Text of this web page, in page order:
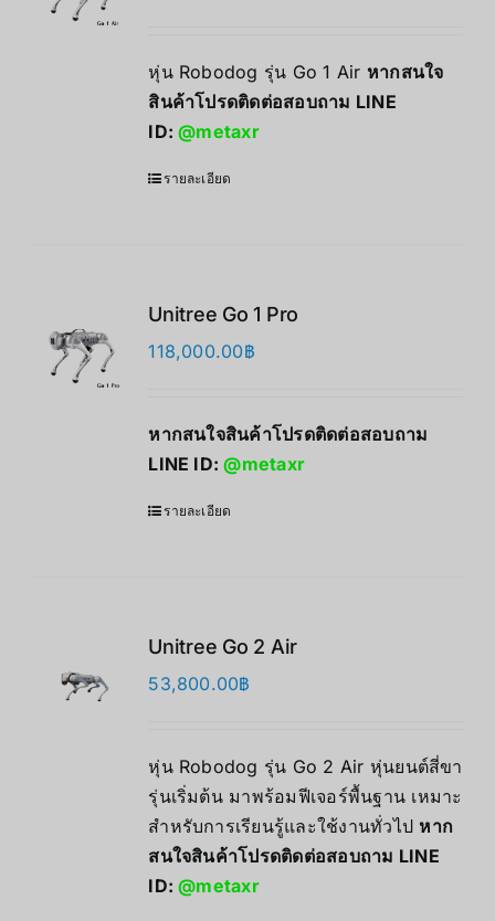
หุ่น Robodog รุ่น Go 1 Air หากสนใจ
สินค้าโปรดติดต่อสอบถาม LINE
ID:@metaxr
รายละเอียด
Unitree Go 1 Pro
118,000.00฿
หากสนใจสินค้าโปรดติดต่อสอบถาม
LINE ID:@metaxr
รายละเอียด
Unitree Go 2 Air
53,800.00฿
หุ่น Robodog รุ่น Go 2 Air หุ่นยนต์สี่ขา
รุ่นเริ่มต้น มาพร้อมฟีเจอร์พื้นฐาน เหมาะ
สำหรับการเรียนรู้และใช้งานทั่วไป หาก
สนใจสินค้าโปรดติดต่อสอบถาม LINE
ID:@metaxr